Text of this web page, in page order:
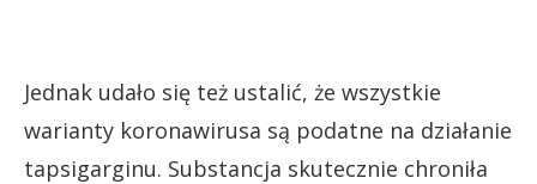
Jednak udało się też ustalić, że wszystkie
warianty koronawirusa są podatne na działanie
tapsigarginu. Substancja skutecznie chroniła